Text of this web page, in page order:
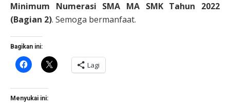
Minimum Numerasi SMA MA SMK Tahun 2022
(Bagian 2). Semoga bermanfaat.
Bagikan ini:
Klik
untuk
Facebook(Membuka
di
jendela
Klik
untuk
berbagi
Lagi
Menyukai ini: